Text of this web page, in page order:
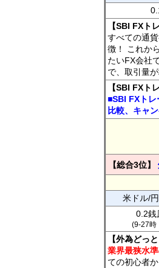
【SBI FXト
すべての通
徴！ これか
たいFX会社
で、取引量
【SBI FXト
■SBI FXトレ
比較、キャ
【総合3位】
米ドル/
0.2銭
(9-27時
【外為どっ
業界最狭水
ての初心者